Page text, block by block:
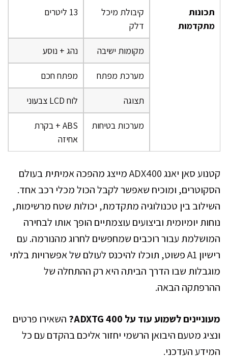
תכונות
מתקדמות
קיבולת מיכל
דלק
13 ליטרים
מקומות ישיבה נהג + נוסע
מערכת מפתח מפתח חכם
תצוגה לוח LCD צבעוני
מערכות בטיחות
ABS + בקרת
אחיזה
קטנוע סאן יאנג ADX400 מייצג מהפכה אמיתית בעולם
הסקוטרים, ומוכיח שאפשר לקבל הכול מכלי רכב אחד.
השילוב בין טכנולוגיה מתקדמת, יכולות שטח מרשימות,
נוחות יומיומית וביצועים עוצמתיים הופך אותו לבחירה
המושלמת עבור רוכבים שמחפשים לחרוג מהנורמה. עם
רישיון A1 פשוט, תוכלו להיכנס לעולם של אפשרויות בלתי
מוגבלות שבו הדרך הביתה היא רק ההתחלה של
ההרפתקה הבאה.
מעוניינים לשמוע עוד על ADXTG 400?
השאירו פרטים
ונציג מטעם היבואן הרשמי יחזור אליכם בהקדם עם כל
המידע העדכני.